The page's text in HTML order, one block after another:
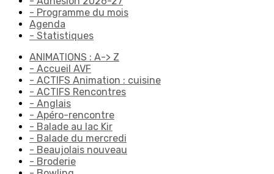
- Programme du mois
Agenda
- Statistiques
ANIMATIONS : A-> Z
- Accueil AVF
- ACTIFS Animation : cuisine
- ACTIFS Rencontres
- Anglais
- Apéro-rencontre
- Balade au lac Kir
- Balade du mercredi
- Beaujolais nouveau
- Broderie